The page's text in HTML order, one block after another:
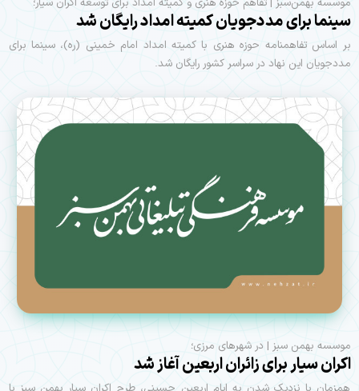
سینما برای مددجویان کمیته امداد رایگان شد
بر اساس تفاهمنامه حوزه هنری با کمیته امداد امام خمینی (ره)، سینما برای
مددجویان این نهاد در سراسر کشور رایگان شد.
موسسه بهمن سبز | در شهرهای مرزی؛
اکران سیار برای زائران اربعین آغاز شد